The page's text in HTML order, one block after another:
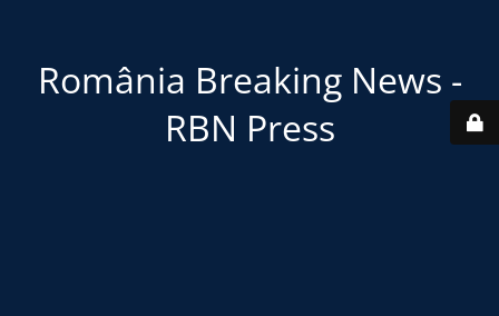
România Breaking News -
RBN Press